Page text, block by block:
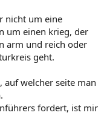
nicht um eine
um einen krieg, der
arm und reich oder
geht.
auf welcher seite man
fordert, ist mir